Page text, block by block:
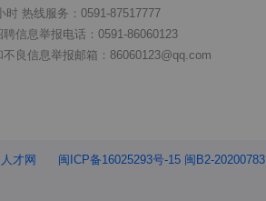
时 热线服务：0591-87517777
聘信息举报电话：0591-86060123
不良信息举报邮箱：86060123@qq.com
才网 闽ICP备16025293号-15 闽B2-20200783